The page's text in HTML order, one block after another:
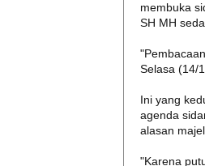
membuka
SH MH
Selasa (14/
Ini yang
agenda
alasan
"Karena